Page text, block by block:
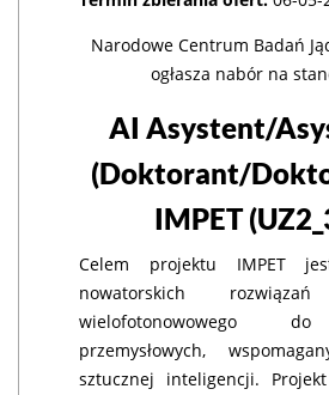
Narodowe Centrum Badań
ogłasza nabór na
AI Asystent/
(Doktorant/
IMPET
Celem projektu IMPET
nowatorskich rozwiązań
wielofotonowowego do
przemysłowych,
sztucznej inteligencji.